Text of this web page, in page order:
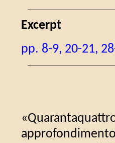
Excerpt
pp. 8-9, 20-21,